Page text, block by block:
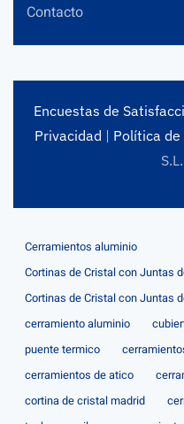
Contacto
Encuestas de
Privacidad | Política de
Cerramientos aluminio
Cortinas de Cristal con Juntas
Cortinas de Cristal con Juntas
cerramiento aluminio
puente termico
cerramientos de atico
cortina de cristal madrid